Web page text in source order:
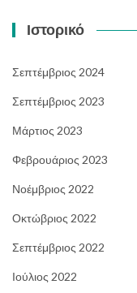
Ιστορικό
Σεπτέμβριος 2024
Σεπτέμβριος 2023
Μάρτιος 2023
Φεβρουάριος 2023
Νοέμβριος 2022
Οκτώβριος 2022
Σεπτέμβριος 2022
Ιούλιος 2022